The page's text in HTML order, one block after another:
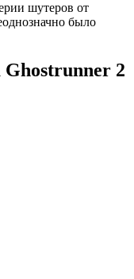
шутеров от
было
Ghostrunner 2